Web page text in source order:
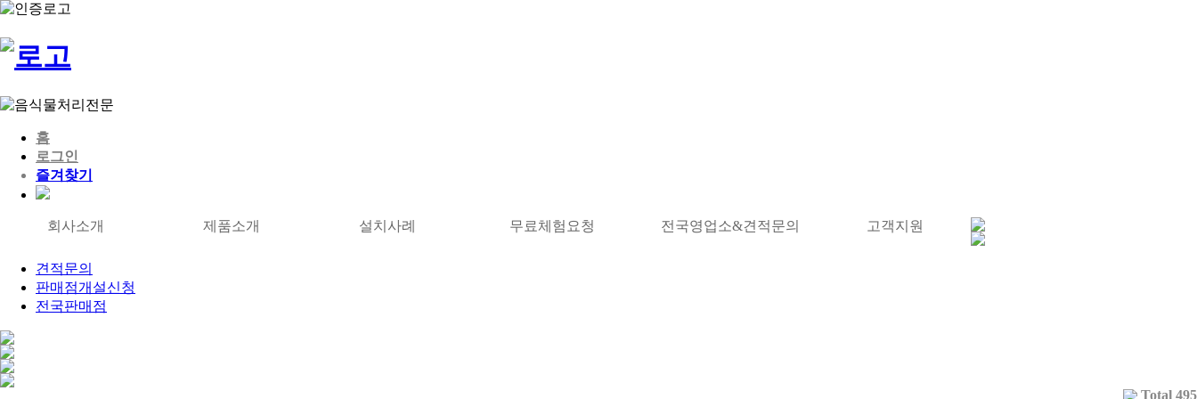
홈
로그인
즐겨찾기
회사소개 제품소개 설치사례 무료체험요청 전국영업소&견적문의 고객지원
견적문의
판매점개설신청
전국판매점
Total 495